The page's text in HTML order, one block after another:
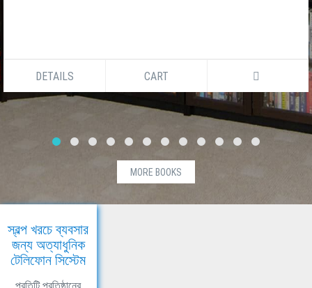
DETAILS CART
MORE BOOKS
স্বল্প খরচে ব্যবসার
জন্য অত্যাধুনিক
টেলিফোন সিস্টেম